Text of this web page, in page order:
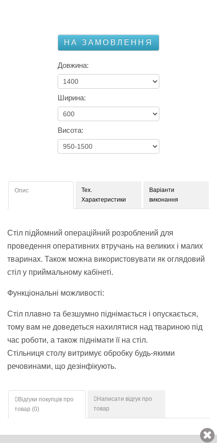
НА ЗАМОВЛЕННЯ
Довжина:
Ширина:
Висота:
Опис
Тех.
Характеристики
Варіанти
виконання
Стіл підйомний операційний розроблений для
проведення оперативних втручань на великих і малих
тваринах. Також можна використовувати як оглядовий
стіл у приймальному кабінеті.
Функціональні можливості:
Стіл плавно та безшумно піднімається і опускається,
тому вам не доведеться нахилятися над твариною під
час роботи, а також піднімати її на стіл.
Стільниця столу витримує обробку будь-якими
речовинами, що дезінфікують.
Відгуки покупців про
товар (0)
Написати відгук про
товар